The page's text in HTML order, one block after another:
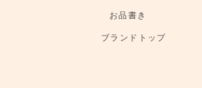
お品書き
ブランドトップ